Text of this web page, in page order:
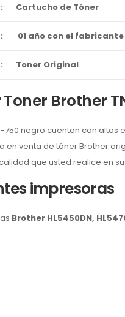
: Cartucho de Tóner
: 01 año con el fabricante
: Toner Original
Brother
750 negro cuentan con
en venta de tóner Brother
que usted realice en
impresoras
Brother HL5450DN,